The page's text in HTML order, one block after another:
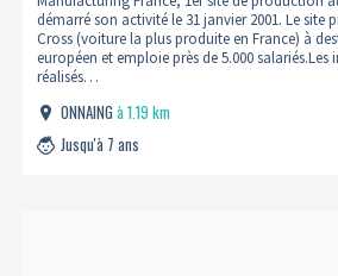
démarré son activité le 31 janvier 2001. Le site
Cross (voiture la plus produite en France) à
européen et emploie près de 5.000 salariés.Les
réalisés…
ONNAINGà 1.19 km
Jusqu'à 7 ans